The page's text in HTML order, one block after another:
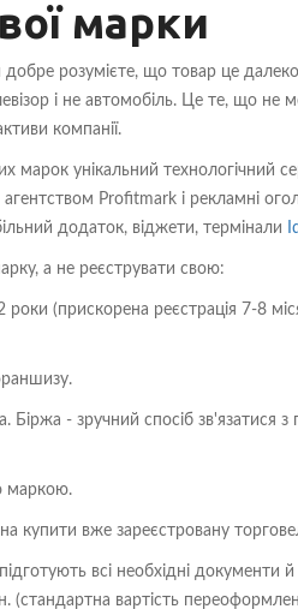
марки
розумієте, що товар це
і не автомобіль. Це те, що не
компанії.
унікальний технологічний
Profitmark і рекламні
додаток, віджети, термінали
а не реєструвати свою:
(прискорена реєстрація 7-8
Біржа - зручний спосіб зв'язатися
маркою.
купити вже зареєстровану
всі необхідні документи
(стандартна вартість